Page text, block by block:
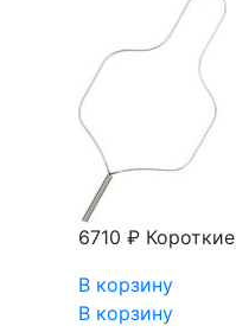
6710 ₽
В корзину
В корзину